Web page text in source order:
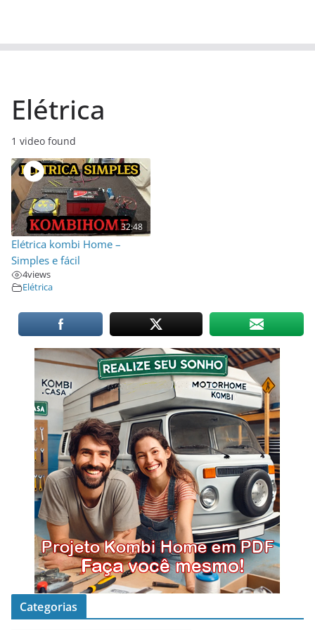
Elétrica
1 video found
32:48
Elétrica kombi Home –
Simples e fácil
4views
Elétrica
Categorias